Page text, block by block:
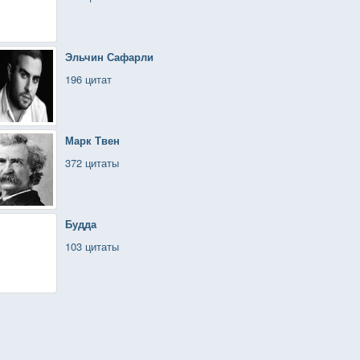
Эльчин Сафарли
196 цитат
Марк Твен
372 цитаты
Будда
103 цитаты